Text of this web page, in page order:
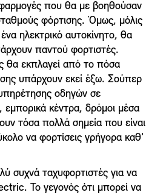
που θα με βοηθούσαν
φόρτισης. Όμως, μόλις
ηλεκτρικό αυτοκίνητο, θα
παντού φορτιστές.
θα εκπλαγεί από το πόσα
υπάρχουν εκεί έξω. Σούπερ
οδηγών σε
εμπορικά κέντρα, δρόμοι μέσα
τόσα πολλά σημεία που είναι
να φορτίσεις γρήγορα καθ'
συχνά ταχυφορτιστές για να
Το γεγονός ότι μπορεί να